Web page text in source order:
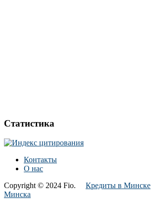
Статистика
Контакты
О нас
Copyright © 2024 Fio. Кредиты в Минске
Минска